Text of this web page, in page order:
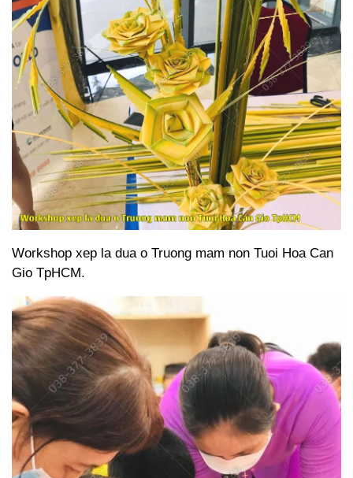
Workshop xep la dua o Truong mam non Tuoi Hoa Can
Gio TpHCM.